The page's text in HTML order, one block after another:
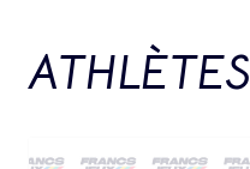
ATHLÈTES